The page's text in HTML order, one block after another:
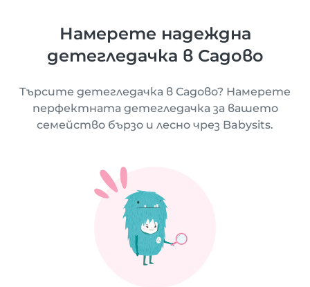
Намерете надеждна
детегледачка в Садово
Търсите детегледачка в Садово? Намерете
перфектната детегледачка за вашето
семейство бързо и лесно чрез Babysits.